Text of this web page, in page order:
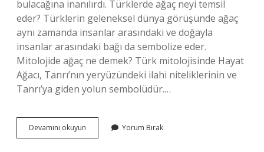
bulacağına inanılırdı. Türklerde ağaç neyi temsil
eder? Türklerin geleneksel dünya görüşünde ağaç
aynı zamanda insanlar arasındaki ve doğayla
insanlar arasındaki bağı da sembolize eder.
Mitolojide ağaç ne demek? Türk mitolojisinde Hayat
Ağacı, Tanrı’nın yeryüzündeki ilahi niteliklerinin ve
Tanrı’ya giden yolun sembolüdür.…
Devamını okuyun
Neyi
Yorum Bırak